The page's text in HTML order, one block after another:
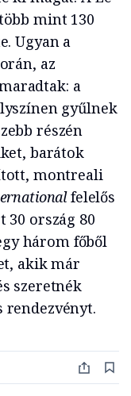
mint 130
Ugyan a
az
a
gyűlnek
részén
barátok
montreali
felelős
30 ország 80
három főből
akik már
szeretnék
rendezvényt.